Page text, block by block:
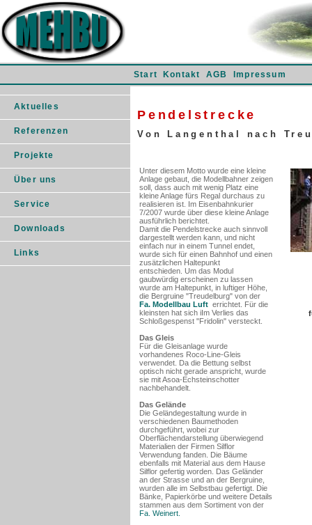
Start Kontakt AGB Impressum
Aktuelles
Referenzen
Projekte
Über uns
Service
Downloads
Links
Pendelstrecke
Von Langenthal nach
Unter diesem Motto wurde eine kleine
Anlage gebaut, die Modellbahner zeigen
soll, dass auch mit wenig Platz eine
kleine Anlage fürs Regal durchaus zu
realisieren ist. Im Eisenbahnkurier
7/2007 wurde über diese kleine Anlage
ausführlich berichtet.
Damit die Pendelstrecke auch sinnvoll
dargestellt werden kann, und nicht
einfach nur in einem Tunnel endet,
wurde sich für einen Bahnhof und einen
zusätzlichen Haltepunkt
entschieden. Um das Modul
gaubwürdig erscheinen zu lassen
wurde am Haltepunkt, in luftiger Höhe,
die Bergruine "Treudelburg" von der
Fa. Modellbau Luft errichtet. Für die
kleinsten hat sich iIm Verlies das
Schloßgespenst "Fridolin" versteckt.
Das Gleis
Für die Gleisanlage wurde
vorhandenes Roco-Line-Gleis
verwendet. Da die Bettung selbst
optisch nicht gerade anspricht, wurde
sie mit Asoa-Echsteinschotter
nachbehandelt.
Das Gelände
Die Geländegestaltung wurde in
verschiedenen Baumethoden
durchgeführt, wobei zur
Oberflächendarstellung überwiegend
Materialien der Firmen Silflor
Verwendung fanden. Die Bäume
ebenfalls mit Material aus dem Hause
Silflor gefertig worden. Das Geländer
an der Strasse und an der Bergruine,
wurden alle im Selbstbau gefertigt. Die
Bänke, Papierkörbe und weitere Details
stammen aus dem Sortiment von der
Fa. Weinert.